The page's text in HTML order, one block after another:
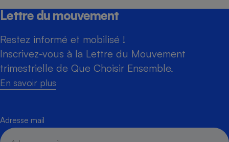
Lettre du mouvement
Restez informé et mobilisé !
Inscrivez-vous à la Lettre du Mouvement
trimestrielle de Que Choisir Ensemble.
En savoir plus
Adresse mail